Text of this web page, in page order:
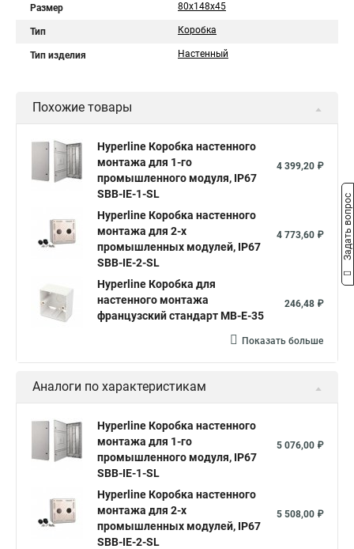
Размер 80x148x45
Тип Коробка
Тип изделия Настенный
Похожие товары
Hyperline Коробка настенного
монтажа для 1-го
промышленного модуля, IP67
SBB-IE-1-SL
4 399,20 ₽
Hyperline Коробка настенного
монтажа для 2-х
промышленных модулей, IP67
SBB-IE-2-SL
4 773,60 ₽
Hyperline Коробка для
настенного монтажа
французский стандарт MB-E-35
246,48 ₽
Показать больше
Аналоги по характеристикам
Hyperline Коробка настенного
монтажа для 1-го
промышленного модуля, IP67
SBB-IE-1-SL
5 076,00 ₽
Hyperline Коробка настенного
монтажа для 2-х
промышленных модулей, IP67
SBB-IE-2-SL
5 508,00 ₽
Задать вопрос